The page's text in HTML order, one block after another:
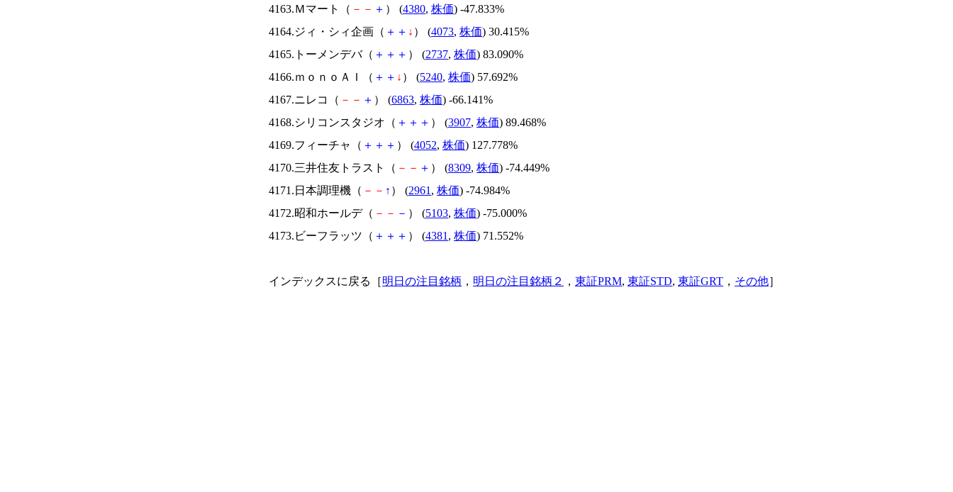
4163.Ｍマート（ － － ＋ ） (4380, 株価) -47.833%
4164.ジィ・シィ企画（ ＋ ＋ ↓ ） (4073, 株価) 30.415%
4165.トーメンデバ（ ＋ ＋ ＋ ） (2737, 株価) 83.090%
4166.ｍｏｎｏＡＩ（ ＋ ＋ ↓ ） (5240, 株価) 57.692%
4167.ニレコ（ － － ＋ ） (6863, 株価) -66.141%
4168.シリコンスタジオ（ ＋ ＋ ＋ ） (3907, 株価) 89.468%
4169.フィーチャ（ ＋ ＋ ＋ ） (4052, 株価) 127.778%
4170.三井住友トラスト（ － － ＋ ） (8309, 株価) -74.449%
4171.日本調理機（ － － ↑ ） (2961 , 株価) -74.984%
4172.昭和ホールデ（ － － － ） (5103, 株価) -75.000%
4173.ビーフラッツ（ ＋ ＋ ＋ ） (4381 , 株価) 71.552%
インデックスに戻る［明日の注目銘柄 ， 明日の注目銘柄２ ， 東証PRM, 東証STD, 東証GRT ， その他］